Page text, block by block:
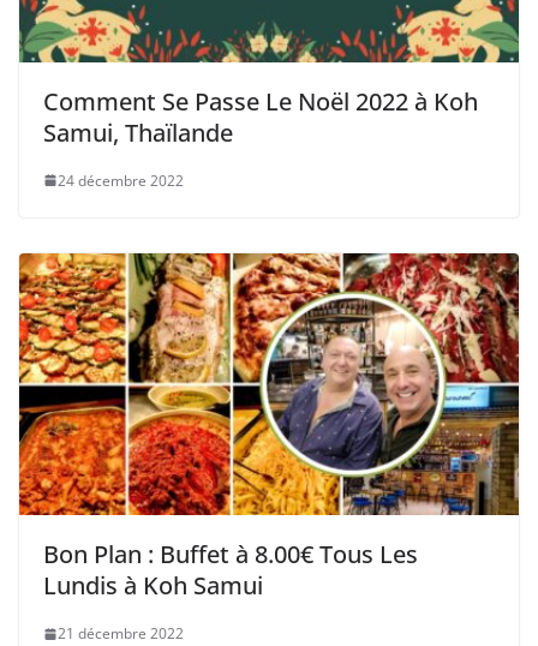
Comment Se Passe Le Noël 2022 à Koh
Samui, Thaïlande
24 décembre 2022
Bon Plan : Buffet à 8.00€ Tous Les
Lundis à Koh Samui
21 décembre 2022